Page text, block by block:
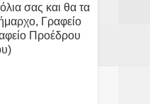
σας και θα τα
Γραφείο
Προέδρου